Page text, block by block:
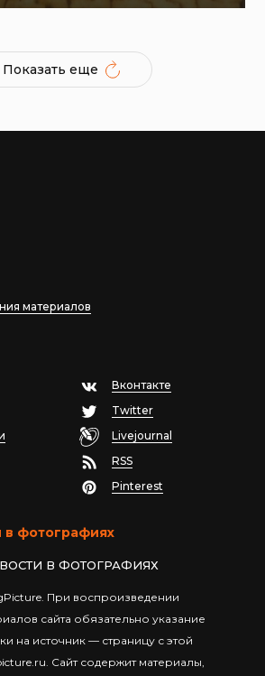
Показать еще
материалов
Вконтакте
Twitter
Livejournal
RSS
Pinterest
в фотографиях
В ФОТОГРАФИЯХ
При воспроизведении
сайта обязательно указание
на источник — страницу с этой
Сайт содержит материалы,